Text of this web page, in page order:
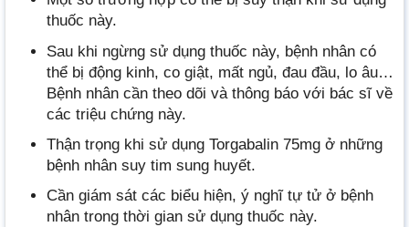
thuốc này.
Sau khi ngừng sử dụng thuốc này, bệnh nhân có
thể bị động kinh, co giật, mất ngủ, đau đầu, lo âu…
Bệnh nhân cần theo dõi và thông báo với bác sĩ về
các triệu chứng này.
Thận trọng khi sử dụng Torgabalin 75mg ở những
bệnh nhân suy tim sung huyết.
Cần giám sát các biểu hiện, ý nghĩ tự tử ở bệnh
nhân trong thời gian sử dụng thuốc này.